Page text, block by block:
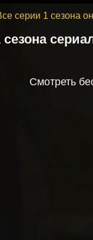
серии 1 сезона
сезона
Смотреть